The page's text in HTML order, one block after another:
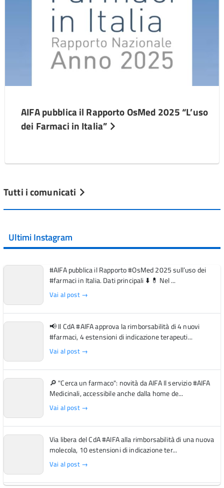
AIFA pubblica il Rapporto OsMed 2025 “L’uso
dei Farmaci in Italia”
Tutti i comunicati
Ultimi Instagram
#AIFA pubblica il Rapporto #OsMed 2025 sull’uso dei
#farmaci in Italia. Dati principali ⬇️ 💊 Nel ...
Vai al post →
📢 Il CdA #AIFA approva la rimborsabilità di 4 nuovi
#farmaci, 4 estensioni di indicazione terapeuti...
Vai al post →
🔎 "Cerca un farmaco": novità da AIFA Il servizio #AIFA
Medicinali, accessibile anche dalla home de...
Vai al post →
Via libera del CdA #AIFA alla rimborsabilità di una nuova
molecola, 10 estensioni di indicazione ter...
Vai al post →